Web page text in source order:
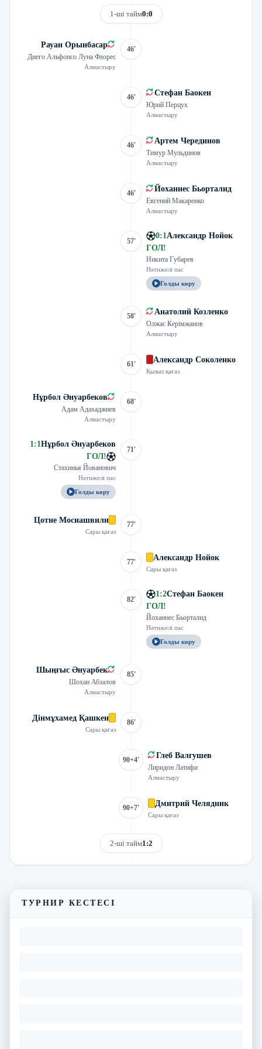
1-ші тайм0:0
Рауан Орынбасар
Диего Альфонсо Луна Флорес
Алмастыру
46'
46' Стефан Баокен
Юрий Перцух
Алмастыру
46' Артем Черединов
Тимур Мульдинов
Алмастыру
46' Йоханнес Бьорталид
Евгений Макаренко
Алмастыру
57'
0:1Александр Нойок
ГОЛ!
Никита Губарев
Нәтижелі пас
Голды көру
58' Анатолий Козленко
Олжас Керімжанов
Алмастыру
61' Александр Соколенко
Қызыл қағаз
Нұрбол Әнуарбеков
Адам Адахаджиев
Алмастыру
68'
1:1Нұрбол Әнуарбеков
ГОЛ!
Стахинья Йованович
Нәтижелі пас
Голды көру
71'
Цотне Мосиашвили
Сары қағаз
77'
77' Александр Нойок
Сары қағаз
82'
1:2Стефан Баокен
ГОЛ!
Йоханнес Бьорталид
Нәтижелі пас
Голды көру
Шыңғыс Әнуарбек
Шохан Абзалов
Алмастыру
85'
Дінмұхамед Қашкен
Сары қағаз
86'
90+4' Глеб Валгушев
Лиридон Латифи
Алмастыру
90+7' Дмитрий Челядник
Сары қағаз
2-ші тайм1:2
ТУРНИР КЕСТЕСІ